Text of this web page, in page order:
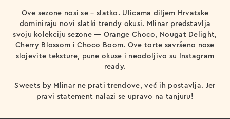
Ove sezone nosi se – slatko. Ulicama diljem Hrvatske
dominiraju novi slatki trendy okusi. Mlinar predstavlja
svoju kolekciju sezone — Orange Choco, Nougat Delight,
Cherry Blossom i Choco Boom. Ove torte savršeno nose
slojevite teksture, pune okuse i neodoljivo su Instagram
ready.
Sweets by Mlinar ne prati trendove, već ih postavlja. Jer
pravi statement nalazi se upravo na tanjuru!